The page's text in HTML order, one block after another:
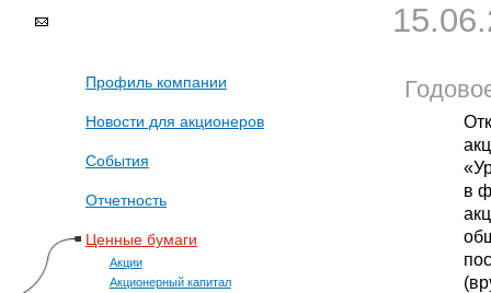
Профиль компании
Новости для акционеров
События
Отчетность
Ценные бумаги
Акции
Акционерный капитал
в